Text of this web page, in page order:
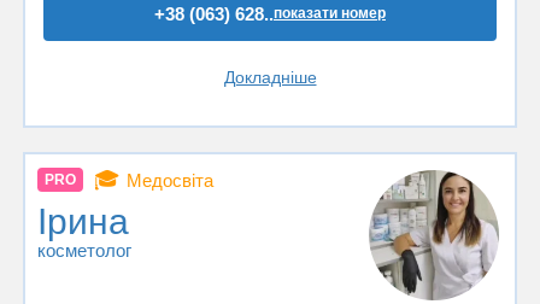
+38 (063) 628..показати номер
Докладніше
PRO 🎓 Медосвіта
Ірина
косметолог